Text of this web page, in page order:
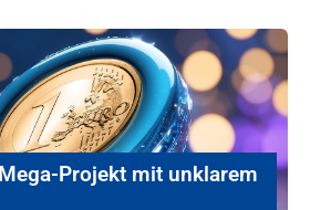
Projekt mit unklarem